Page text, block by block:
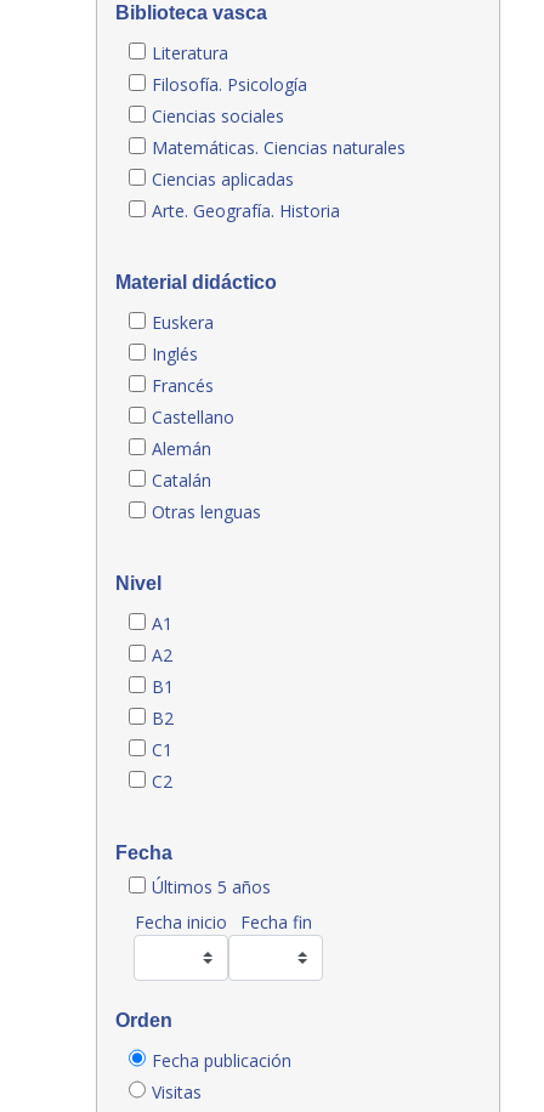
Biblioteca vasca
Literatura
Filosofía. Psicología
Ciencias sociales
Matemáticas. Ciencias naturales
Ciencias aplicadas
Arte. Geografía. Historia
Material didáctico
Euskera
Inglés
Francés
Castellano
Alemán
Catalán
Otras lenguas
Nivel
A1
A2
B1
B2
C1
C2
Fecha
Últimos 5 años
Fecha inicio
Fecha fin
Orden
Fecha publicación
Visitas